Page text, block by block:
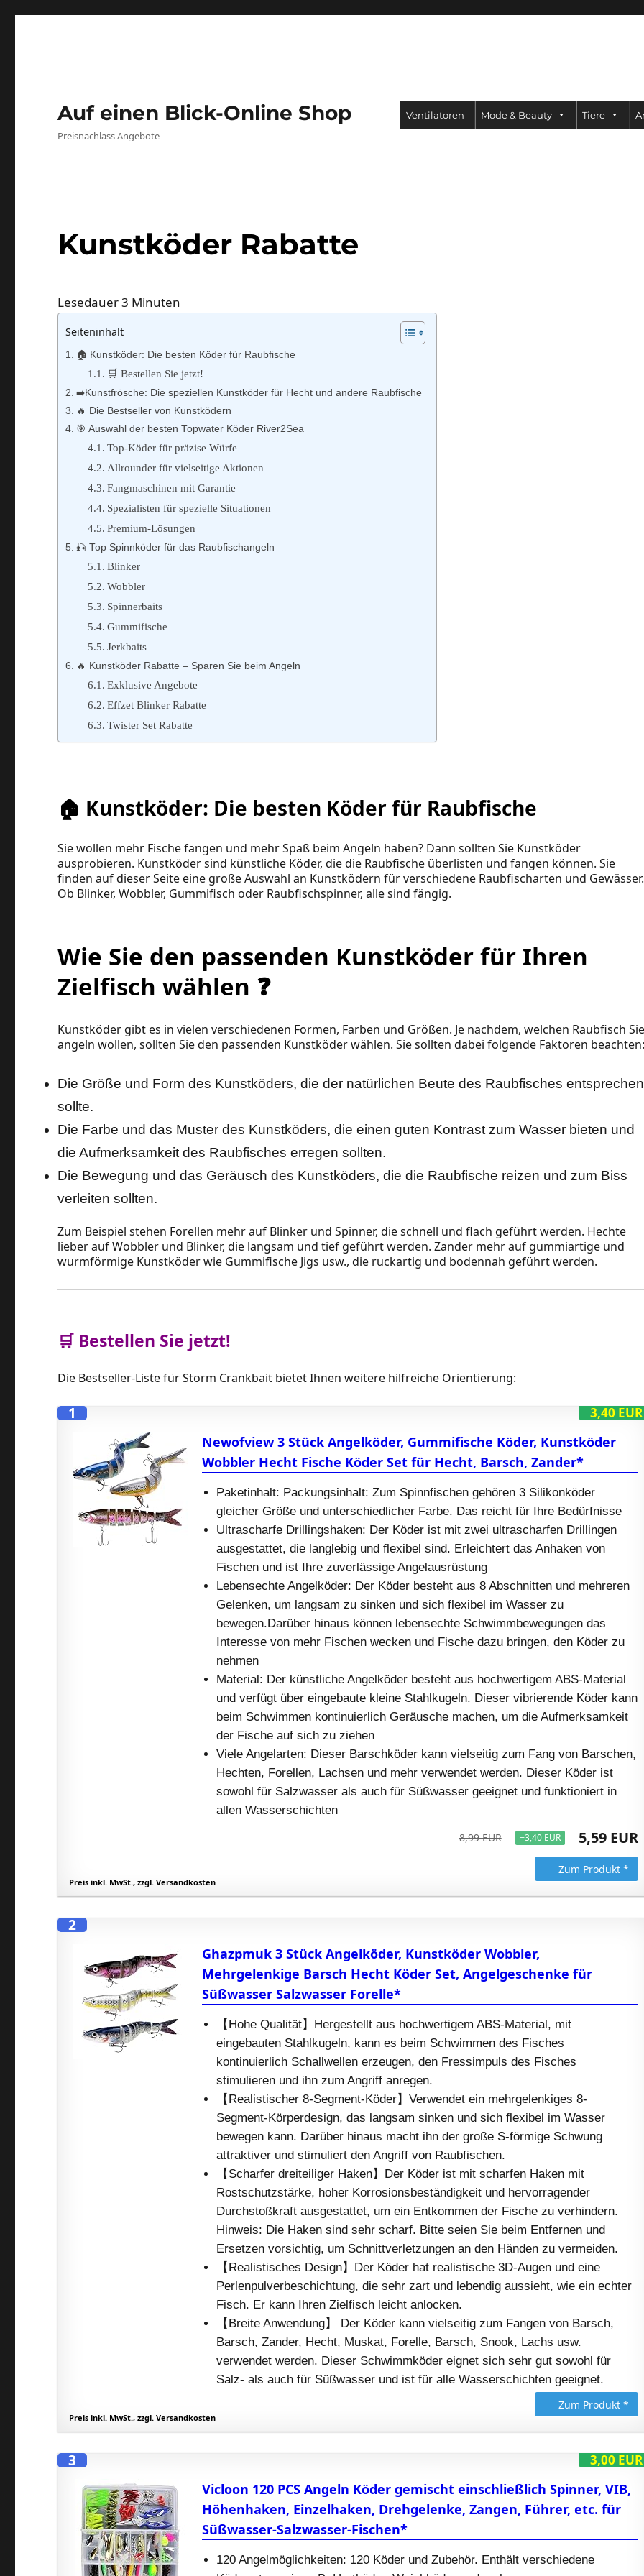
Auf einen Blick-Online Shop
Preisnachlass Angebote
Ventilatoren Mode & Beauty Tiere
Kunstköder Rabatte
Lesedauer3 Minuten
Seiteninhalt
🏠 Kunstköder: Die besten Köder für Raubfische
🛒 Bestellen Sie jetzt!
➡️Kunstfrösche: Die speziellen Kunstköder für Hecht und andere Raubfische
🔥 Die Bestseller von Kunstködern
🎯 Auswahl der besten Topwater Köder River2Sea
Top-Köder für präzise Würfe
Allrounder für vielseitige Aktionen
Fangmaschinen mit Garantie
Spezialisten für spezielle Situationen
Premium-Lösungen
🎣 Top Spinnköder für das Raubfischangeln
Blinker
Wobbler
Spinnerbaits
Gummifische
Jerkbaits
🔥 Kunstköder Rabatte – Sparen Sie beim Angeln
Exklusive Angebote
Effzet Blinker Rabatte
Twister Set Rabatte
🏠 Kunstköder: Die besten Köder für Raubfische
Sie wollen mehr Fische fangen und mehr Spaß beim Angeln haben? Dann sollten Sie Kunstköder
ausprobieren. Kunstköder sind künstliche Köder, die die Raubfische überlisten und fangen können. Sie
finden auf dieser Seite eine große Auswahl an Kunstködern für verschiedene Raubfischarten und Gewässer.
Ob Blinker, Wobbler, Gummifisch oder Raubfischspinner, alle sind fängig.
Wie Sie den passenden Kunstköder für Ihren
Zielfisch wählen ❓
Kunstköder gibt es in vielen verschiedenen Formen, Farben und Größen. Je nachdem, welchen Raubfisch
angeln wollen, sollten Sie den passenden Kunstköder wählen. Sie sollten dabei folgende Faktoren
Die Größe und Form des Kunstköders, die der natürlichen Beute des Raubfisches entsprechen
sollte.
Die Farbe und das Muster des Kunstköders, die einen guten Kontrast zum Wasser bieten und
die Aufmerksamkeit des Raubfisches erregen sollten.
Die Bewegung und das Geräusch des Kunstköders, die die Raubfische reizen und zum Biss
verleiten sollten.
Zum Beispiel stehen Forellen mehr auf Blinker und Spinner, die schnell und flach geführt werden. Hechte
lieber auf Wobbler und Blinker, die langsam und tief geführt werden. Zander mehr auf gummiartige und
wurmförmige Kunstköder wie Gummifische Jigs usw., die ruckartig und bodennah geführt werden.
🛒 Bestellen Sie jetzt!
Die Bestseller-Liste für Storm Crankbait bietet Ihnen weitere hilfreiche Orientierung:
3,40 EUR
1
Newofview 3 Stück Angelköder, Gummifische Köder, Kunstköder
Wobbler Hecht Fische Köder Set für Hecht, Barsch, Zander*
Paketinhalt: Packungsinhalt: Zum Spinnfischen gehören 3 Silikonköder
gleicher Größe und unterschiedlicher Farbe. Das reicht für Ihre Bedürfnisse
Ultrascharfe Drillingshaken: Der Köder ist mit zwei ultrascharfen Drillingen
ausgestattet, die langlebig und flexibel sind. Erleichtert das Anhaken von
Fischen und ist Ihre zuverlässige Angelausrüstung
Lebensechte Angelköder: Der Köder besteht aus 8 Abschnitten und mehreren
Gelenken, um langsam zu sinken und sich flexibel im Wasser zu
bewegen.Darüber hinaus können lebensechte Schwimmbewegungen das
Interesse von mehr Fischen wecken und Fische dazu bringen, den Köder zu
nehmen
Material: Der künstliche Angelköder besteht aus hochwertigem ABS-Material
und verfügt über eingebaute kleine Stahlkugeln. Dieser vibrierende Köder kann
beim Schwimmen kontinuierlich Geräusche machen, um die Aufmerksamkeit
der Fische auf sich zu ziehen
Viele Angelarten: Dieser Barschköder kann vielseitig zum Fang von Barschen,
Hechten, Forellen, Lachsen und mehr verwendet werden. Dieser Köder ist
sowohl für Salzwasser als auch für Süßwasser geeignet und funktioniert in
allen Wasserschichten
8,99 EUR −3,40 EUR 5,59 EUR
Zum Produkt *
Preis inkl. MwSt., zzgl. Versandkosten
2
Ghazpmuk 3 Stück Angelköder, Kunstköder Wobbler,
Mehrgelenkige Barsch Hecht Köder Set, Angelgeschenke für
Süßwasser Salzwasser Forelle*
【Hohe Qualität】Hergestellt aus hochwertigem ABS-Material, mit
eingebauten Stahlkugeln, kann es beim Schwimmen des Fisches
kontinuierlich Schallwellen erzeugen, den Fressimpuls des Fisches
stimulieren und ihn zum Angriff anregen.
【Realistischer 8-Segment-Köder】Verwendet ein mehrgelenkiges 8-
Segment-Körperdesign, das langsam sinken und sich flexibel im Wasser
bewegen kann. Darüber hinaus macht ihn der große S-förmige Schwung
attraktiver und stimuliert den Angriff von Raubfischen.
【Scharfer dreiteiliger Haken】Der Köder ist mit scharfen Haken mit
Rostschutzstärke, hoher Korrosionsbeständigkeit und hervorragender
Durchstoßkraft ausgestattet, um ein Entkommen der Fische zu verhindern.
Hinweis: Die Haken sind sehr scharf. Bitte seien Sie beim Entfernen und
Ersetzen vorsichtig, um Schnittverletzungen an den Händen zu vermeiden.
【Realistisches Design】Der Köder hat realistische 3D-Augen und eine
Perlenpulverbeschichtung, die sehr zart und lebendig aussieht, wie ein echter
Fisch. Er kann Ihren Zielfisch leicht anlocken.
【Breite Anwendung】 Der Köder kann vielseitig zum Fangen von Barsch,
Barsch, Zander, Hecht, Muskat, Forelle, Barsch, Snook, Lachs usw.
verwendet werden. Dieser Schwimmköder eignet sich sehr gut sowohl für
Salz- als auch für Süßwasser und ist für alle Wasserschichten geeignet.
Zum Produkt *
Preis inkl. MwSt., zzgl. Versandkosten
3,00 EUR
3
Vicloon 120 PCS Angeln Köder gemischt einschließlich Spinner, VIB,
Höhenhaken, Einzelhaken, Drehgelenke, Zangen, Führer, etc. für
Süßwasser-Salzwasser-Fischen*
120 Angelmöglichkeiten: 120 Köder und Zubehör. Enthält verschiedene